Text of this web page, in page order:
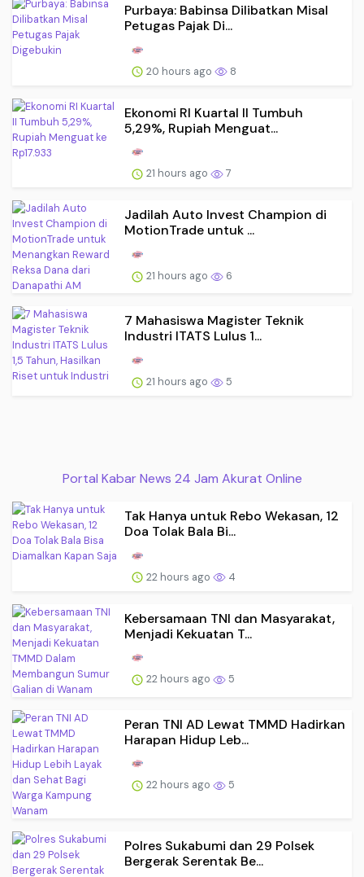
Purbaya: Babinsa Dilibatkan Misal
Petugas Pajak Di...
20 hours ago 8
Ekonomi RI Kuartal II Tumbuh
5,29%, Rupiah Menguat...
21 hours ago 7
Jadilah Auto Invest Champion di
MotionTrade untuk ...
21 hours ago 6
7 Mahasiswa Magister Teknik
Industri ITATS Lulus 1...
21 hours ago 5
Portal Kabar News 24 Jam Akurat Online
Tak Hanya untuk Rebo Wekasan, 12
Doa Tolak Bala Bi...
22 hours ago 4
Kebersamaan TNI dan Masyarakat,
Menjadi Kekuatan T...
22 hours ago 5
Peran TNI AD Lewat TMMD Hadirkan
Harapan Hidup Leb...
22 hours ago 5
Polres Sukabumi dan 29 Polsek
Bergerak Serentak Be...